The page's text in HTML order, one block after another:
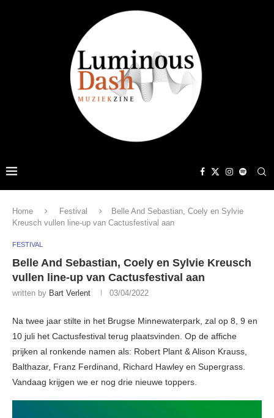
Home Festival
Belle And Sebastian, Coely en Sylvie
Kreusch vullen line-up van Cactusfestival aan
FESTIVAL
Belle And Sebastian, Coely en Sylvie Kreusch
vullen line-up van Cactusfestival aan
written by Bart Verlent 03/04/2022
Na twee jaar stilte in het Brugse Minnewaterpark, zal op 8, 9 en
10 juli het Cactusfestival terug plaatsvinden. Op de affiche
prijken al ronkende namen als: Robert Plant & Alison Krauss,
Balthazar, Franz Ferdinand, Richard Hawley en Supergrass.
Vandaag krijgen we er nog drie nieuwe toppers.